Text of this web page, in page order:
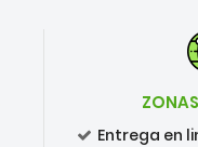
Entrega en